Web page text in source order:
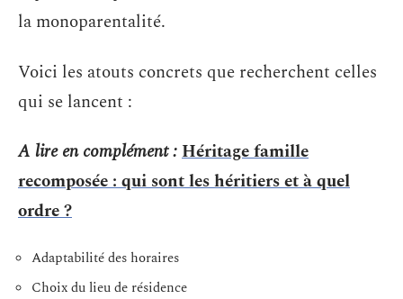
la monoparentalité.
Voici les atouts concrets que recherchent celles
qui se lancent :
A lire en complément :Héritage famille
recomposée : qui sont les héritiers et à quel
ordre ?
Adaptabilité des horaires
Choix du lieu de résidence